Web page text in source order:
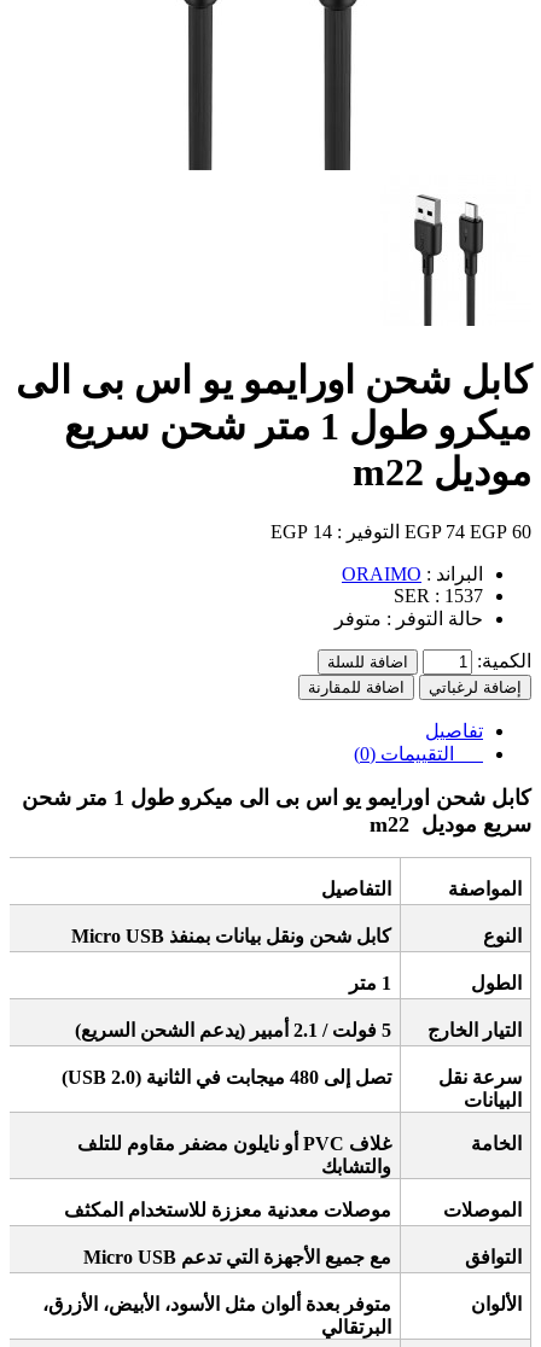
كابل شحن اورايمو يو اس بى الى
ميكرو طول 1 متر شحن سريع
موديل m22
60 EGP
74 EGP التوفير : 14 EGP
البراند : ORAIMO
SER : 1537
حالة التوفر : متوفر
الكمية:
اضافة للسلة
إضافة لرغباتي
اضافة للمقارنة
تفاصيل
التقييمات (0)
كابل شحن اورايمو يو اس بى الى ميكرو طول 1 متر شحن
سريع موديل m22
المواصفة التفاصيل
النوع كابل شحن ونقل بيانات بمنفذMicro USB
الطول 1 متر
التيار الخارج 5 فولت / 2.1 أمبير (يدعم الشحن السريع)
سرعة نقل
البيانات
تصل إلى 480 ميجابت في الثانية (USB 2.0)
الخامة غلاف PVC أو نايلون مضفر مقاوم للتلف
والتشابك
الموصلات موصلات معدنية معززة للاستخدام المكثف
التوافق مع جميع الأجهزة التي تدعمMicro USB
الألوان
متوفر بعدة ألوان مثل الأسود، الأبيض، الأزرق،
البرتقالي